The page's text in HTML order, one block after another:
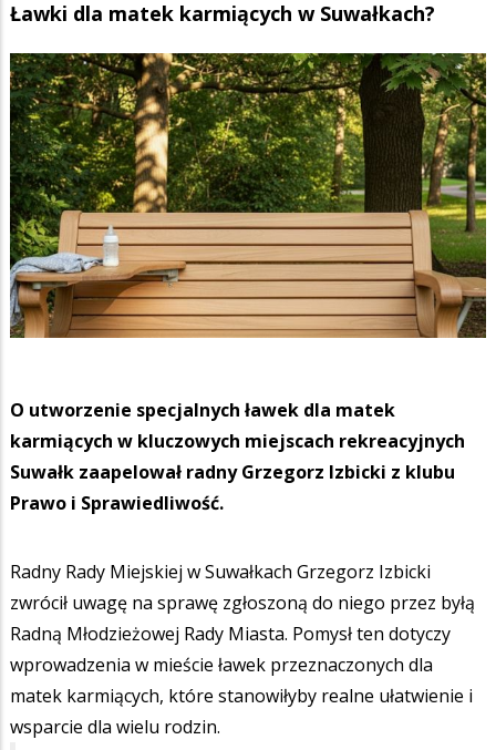
Ławki dla matek karmiących w Suwałkach?
O utworzenie specjalnych ławek dla matek
karmiących w kluczowych miejscach rekreacyjnych
Suwałk zaapelował radny Grzegorz Izbicki z klubu
Prawo i Sprawiedliwość.
Radny Rady Miejskiej w Suwałkach Grzegorz Izbicki
zwrócił uwagę na sprawę zgłoszoną do niego przez byłą
Radną Młodzieżowej Rady Miasta. Pomysł ten dotyczy
wprowadzenia w mieście ławek przeznaczonych dla
matek karmiących, które stanowiłyby realne ułatwienie i
wsparcie dla wielu rodzin.